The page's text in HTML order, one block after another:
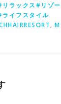
ラックス#リゾ
イフスタイル
,